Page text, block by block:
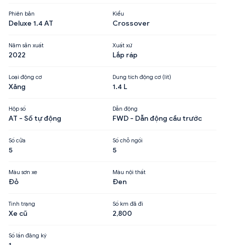
Phiên bản
Deluxe 1.4 AT
Kiểu
Crossover
Năm sản xuất
2022
Xuất xứ
Lắp ráp
Loại động cơ
Xăng
Dung tích động cơ (lít)
1.4 L
Hộp số
AT - Số tự động
Dẫn động
FWD - Dẫn động cầu trước
Số cửa
5
Số chỗ ngồi
5
Màu sơn xe
Đỏ
Màu nội thất
Đen
Tình trạng
Xe cũ
Số km đã đi
2,800
Số lần đăng ký